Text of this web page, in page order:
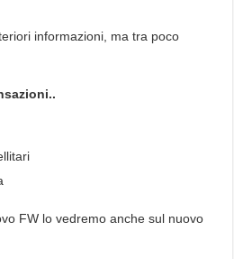
informazioni, ma tra poco
FW lo vedremo anche sul nuovo